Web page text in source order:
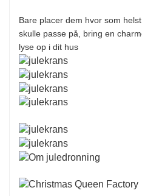
Bare placer dem hvor som
skulle passe på, bring en
lyse op i dit hus